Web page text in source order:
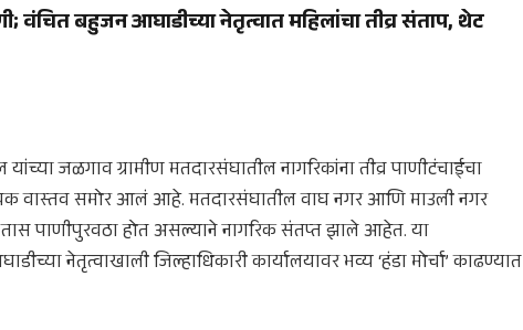
वंचित बहुजन आघाडीच्या नेतृत्वात महिलांचा तीव्र संताप, थेट
यांच्या जळगाव ग्रामीण मतदारसंघातील नागरिकांना तीव्र पाणीटंचाईचा
वास्तव समोर आलं आहे. मतदारसंघातील वाघ नगर आणि माउली नगर
पाणीपुरवठा होत असल्याने नागरिक संतप्त झाले आहेत. या
नेतृत्वाखाली जिल्हाधिकारी कार्यालयावर भव्य ‘हंडा मोर्चा’ काढण्यात